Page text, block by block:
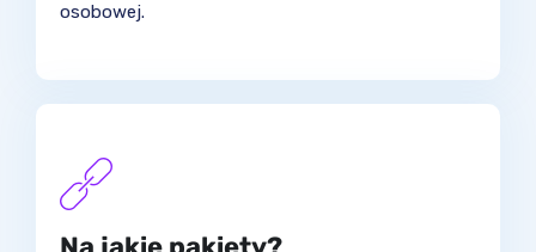
osobowej.